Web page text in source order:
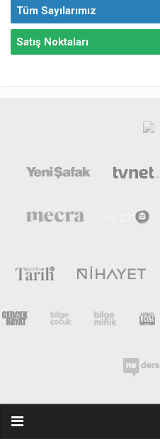
Tüm Sayılarımız
Satış Noktaları